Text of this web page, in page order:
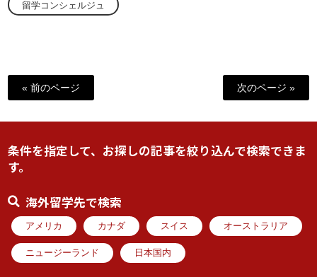
留学コンシェルジュ
« 前のページ 次のページ »
条件を指定して、お探しの記事を絞り込んで検索できま
す。
海外留学先で検索
アメリカ カナダ スイス オーストラリア
ニュージーランド 日本国内